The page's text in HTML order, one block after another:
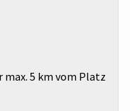
max. 5 km vom Platz